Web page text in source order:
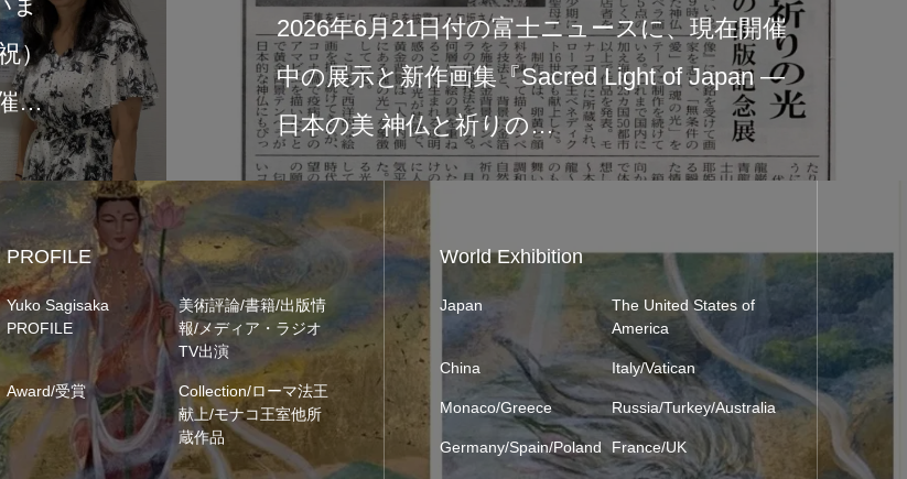
2026年6月21日付の富士ニュースに、現在開催
中の展示と新作画集『Sacred Light of Japan ―
日本の美 神仏と祈りの…
2026年6月1
中央公園店
の展示は、
PROFILE
Yuko Sagisaka
PROFILE
美術評論/書籍/出版情
報/メディア・ラジオ
TV出演
Award/受賞
Collection/ローマ法王
献上/モナコ王室他所
蔵作品
World Exhibition
Japan
The United States of
America
China Italy/Vatican
Monaco/Greece Russia/Turkey/Australia
Germany/Spain/Poland France/UK